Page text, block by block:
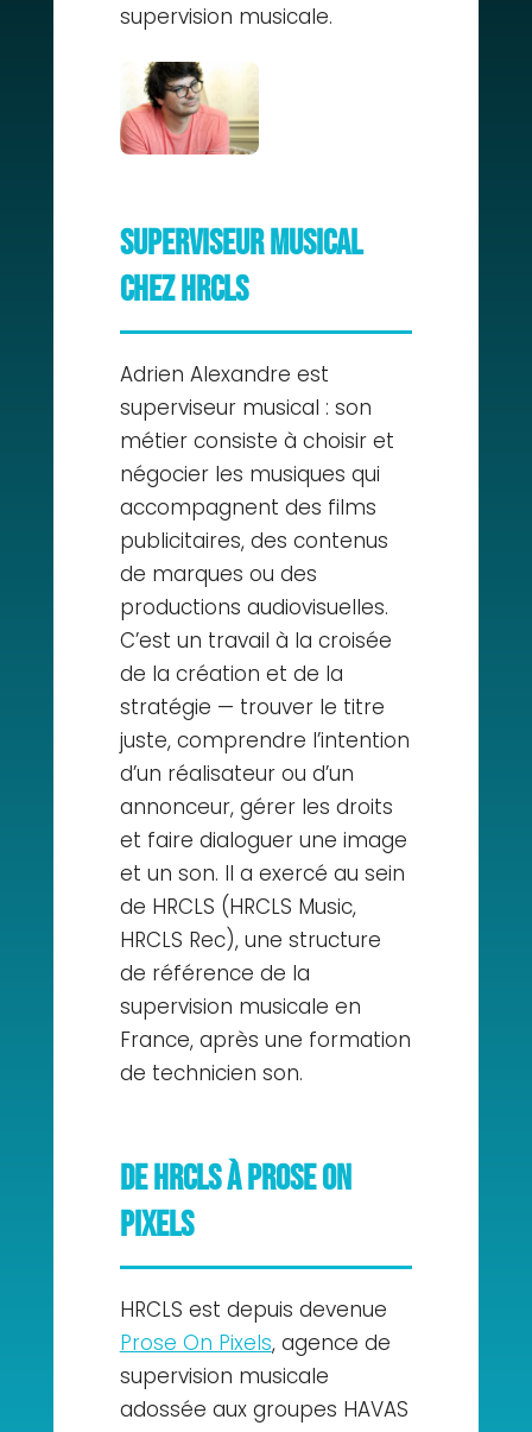
supervision musicale.
Superviseur musical
chez HRCLS
Adrien Alexandre est
superviseur musical : son
métier consiste à choisir et
négocier les musiques qui
accompagnent des films
publicitaires, des contenus
de marques ou des
productions audiovisuelles.
C’est un travail à la croisée
de la création et de la
stratégie — trouver le titre
juste, comprendre l’intention
d’un réalisateur ou d’un
annonceur, gérer les droits
et faire dialoguer une image
et un son. Il a exercé au sein
de HRCLS (HRCLS Music,
HRCLS Rec), une structure
de référence de la
supervision musicale en
France, après une formation
de technicien son.
De HRCLS à Prose On
Pixels
HRCLS est depuis devenue
Prose On Pixels, agence de
supervision musicale
adossée aux groupes HAVAS